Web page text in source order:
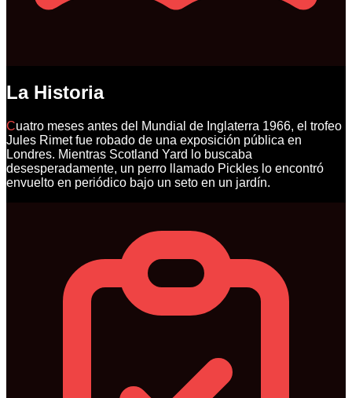
La Historia
Cuatro meses antes del Mundial de Inglaterra 1966, el trofeo
Jules Rimet fue robado de una exposición pública en
Londres. Mientras Scotland Yard lo buscaba
desesperadamente, un perro llamado Pickles lo encontró
envuelto en periódico bajo un seto en un jardín.